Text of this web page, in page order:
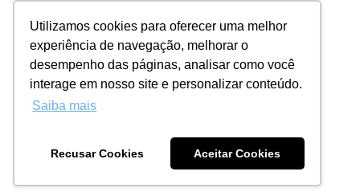
Utilizamos cookies para oferecer uma melhor
experiência de navegação, melhorar o
desempenho das páginas, analisar como você
interage em nosso site e personalizar conteúdo.
Saiba mais
Recusar Cookies Aceitar Cookies